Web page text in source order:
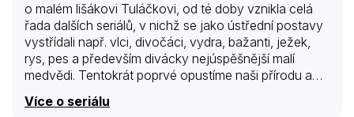
o malém lišákovi Tuláčkovi, od té doby vznikla celá
řada dalších seriálů, v nichž se jako ústřední postavy
vystřídali např. vlci, divočáci, vydra, bažanti, ježek,
rys, pes a především divácky nejúspěšnější malí
medvědi. Tentokrát poprvé opustíme naši přírodu a
Průvodcem nám bude populární skupina goril v
Více o seriálu